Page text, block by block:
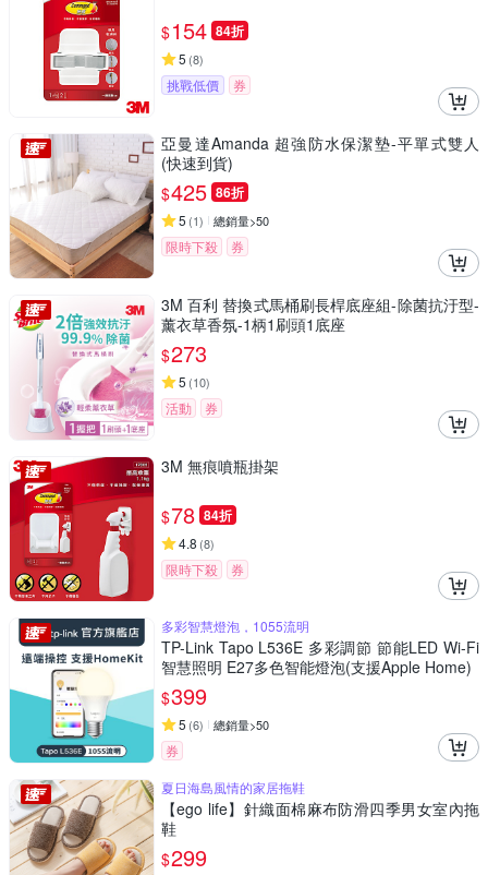
$154 84折
5 (8)
挑戰低價 券
亞曼達Amanda 超強防水保潔墊-平單式雙人
(快速到貨)
$425 86折
5 (1) 總銷量>50
限時下殺 券
3M 百利 替換式馬桶刷長桿底座組-除菌抗汙型-
薰衣草香氛-1柄1刷頭1底座
$273
5 (10)
活動 券
3M 無痕噴瓶掛架
$78 84折
4.8 (8)
限時下殺 券
多彩智慧燈泡，1055流明
TP-Link Tapo L536E 多彩調節 節能LED Wi-Fi
智慧照明 E27多色智能燈泡(支援Apple Home)
$399
5 (6) 總銷量>50
券
夏日海島風情的家居拖鞋
【ego life】針織面棉麻布防滑四季男女室內拖
鞋
$299